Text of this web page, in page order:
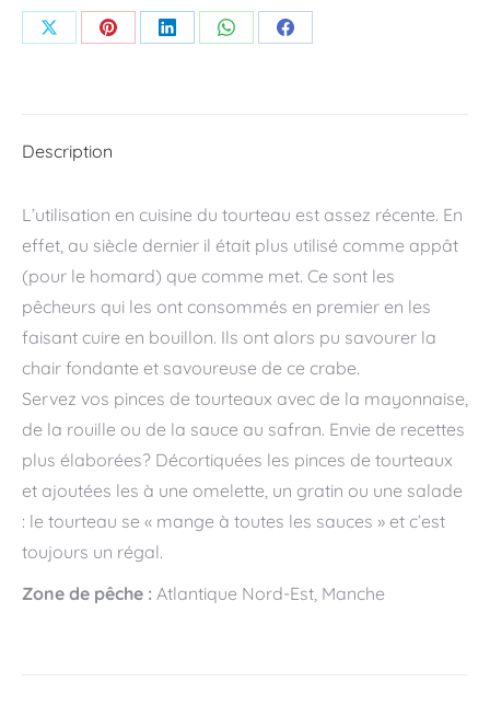
(la
pièce)PartagerPartagerPartagerPartagerPartager
Description
L’utilisation en cuisine du tourteau est assez récente. En
effet, au siècle dernier il était plus utilisé comme appât
(pour le homard) que comme met. Ce sont les
pêcheurs qui les ont consommés en premier en les
faisant cuire en bouillon. Ils ont alors pu savourer la
chair fondante et savoureuse de ce crabe.
Servez vos pinces de tourteaux avec de la mayonnaise,
de la rouille ou de la sauce au safran. Envie de recettes
plus élaborées? Décortiquées les pinces de tourteaux
et ajoutées les à une omelette, un gratin ou une salade
: le tourteau se « mange à toutes les sauces » et c’est
toujours un régal.
Zone de pêche : Atlantique Nord-Est, Manche